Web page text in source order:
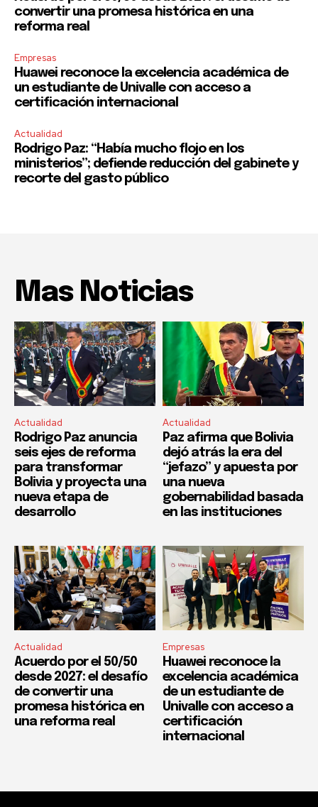
convertir una promesa histórica en una
reforma real
Empresas
Huawei reconoce la excelencia académica de
un estudiante de Univalle con acceso a
certificación internacional
Actualidad
Rodrigo Paz: “Había mucho flojo en los
ministerios”; defiende reducción del gabinete y
recorte del gasto público
Mas Noticias
Actualidad
Rodrigo Paz anuncia
seis ejes de reforma
para transformar
Bolivia y proyecta una
nueva etapa de
desarrollo
Actualidad
Paz afirma que Bolivia
dejó atrás la era del
“jefazo” y apuesta por
una nueva
gobernabilidad basada
en las instituciones
Actualidad
Acuerdo por el 50/50
desde 2027: el desafío
de convertir una
promesa histórica en
una reforma real
Empresas
Huawei reconoce la
excelencia académica
de un estudiante de
Univalle con acceso a
certificación
internacional